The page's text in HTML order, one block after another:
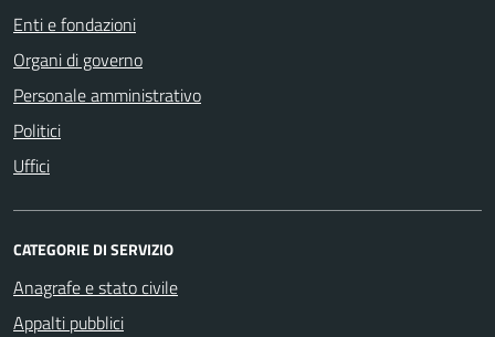
Enti e fondazioni
Organi di governo
Personale amministrativo
Politici
Uffici
CATEGORIE DI SERVIZIO
Anagrafe e stato civile
Appalti pubblici